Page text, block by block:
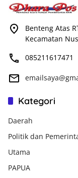
Benteng Atas
Kecamatan
085211617471
Kategori
Daerah
Politik dan
Utama
PAPUA